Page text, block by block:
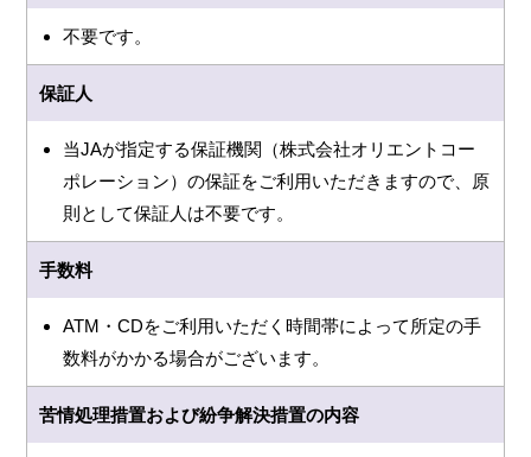
不要です。
保証人
当JAが指定する保証機関（株式会社オリエントコー
ポレーション）の保証をご利用いただきますので、原
則として保証人は不要です。
手数料
ATM・CDをご利用いただく時間帯によって所定の手
数料がかかる場合がございます。
苦情処理措置および紛争解決措置の内容